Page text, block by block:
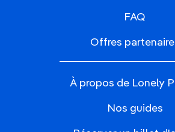
FAQ
Offres
À propos de Lonely
Nos guides